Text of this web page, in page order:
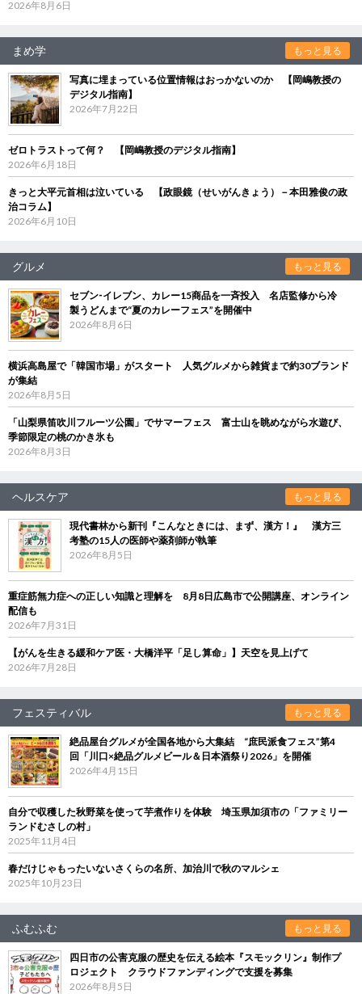
2026年8月6日
まめ学 もっと見る
写真に埋まっている位置情報はおっかないのか 【岡嶋教授の
デジタル指南】
2026年7月22日
ゼロトラストって何？ 【岡嶋教授のデジタル指南】
2026年6月18日
きっと大平元首相は泣いている 【政眼鏡（せいがんきょう）－本田雅俊の政
治コラム】
2026年6月10日
グルメ もっと見る
セブン‐イレブン、カレー15商品を一斉投入 名店監修から冷
製うどんまで“夏のカレーフェス”を開催中
2026年8月6日
横浜高島屋で「韓国市場」がスタート 人気グルメから雑貨まで約30ブランド
が集結
2026年8月5日
「山梨県笛吹川フルーツ公園」でサマーフェス 富士山を眺めながら水遊び、
季節限定の桃のかき氷も
2026年8月3日
ヘルスケア もっと見る
現代書林から新刊『こんなときには、まず、漢方！』 漢方三
考塾の15人の医師や薬剤師が執筆
2026年8月5日
重症筋無力症への正しい知識と理解を 8月8日広島市で公開講座、オンライン
配信も
2026年7月31日
【がんを生きる緩和ケア医・大橋洋平「足し算命」】天空を見上げて
2026年7月28日
フェスティバル もっと見る
絶品屋台グルメが全国各地から大集結 “庶民派食フェス”第4
回「川口×絶品グルメビール＆日本酒祭り2026」を開催
2026年4月15日
自分で収穫した秋野菜を使って芋煮作りを体験 埼玉県加須市の「ファミリー
ランドむさしの村」
2025年11月4日
春だけじゃもったいないさくらの名所、加治川で秋のマルシェ
2025年10月23日
ふむふむ もっと見る
四日市の公害克服の歴史を伝える絵本『スモックリン』制作プ
ロジェクト クラウドファンディングで支援を募集
2026年8月5日